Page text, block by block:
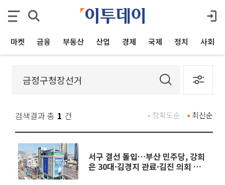
마켓 금융 부동산 산업 경제 국제 정치 사회
검색결과 총 1 건 최신순
정확도순
서구 결선 돌입…부산 민주당, 강희
은 30대·김경지 관료·김진 의회 출